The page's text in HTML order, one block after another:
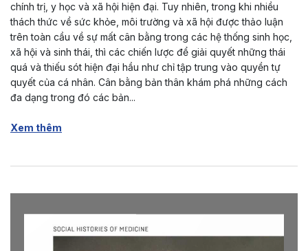
chính trị, y học và xã hội hiện đại. Tuy nhiên, trong khi nhiều
thách thức về sức khỏe, môi trường và xã hội được thảo luận
trên toàn cầu về sự mất cân bằng trong các hệ thống sinh học,
xã hội và sinh thái, thì các chiến lược để giải quyết những thái
quá và thiếu sót hiện đại hầu như chỉ tập trung vào quyền tự
quyết của cá nhân. Cân bằng bản thân khám phá những cách
đa dạng trong đó các bản...
Xem thêm